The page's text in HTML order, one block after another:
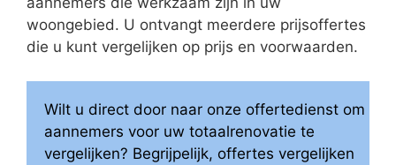
woongebied. U ontvangt meerdere prijsoffertes
die u kunt vergelijken op prijs en voorwaarden.
Wilt u direct door naar onze offertedienst om
aannemers voor uw totaalrenovatie te
vergelijken? Begrijpelijk, offertes vergelijken